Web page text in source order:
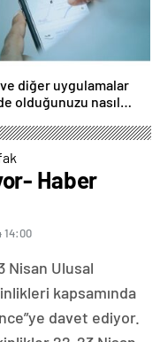
diğer uygulamalar
olduğunuzu nasıl
Haber
14:00
Nisan Ulusal
kapsamında
davet ediyor.